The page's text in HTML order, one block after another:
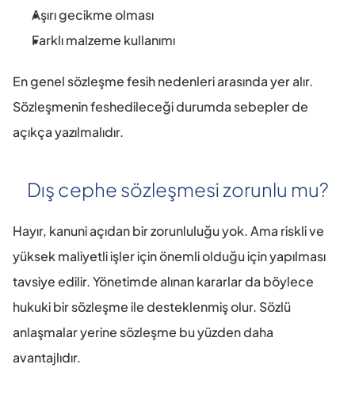
Aşırı gecikme olması
Farklı malzeme kullanımı
En genel sözleşme fesih nedenleri arasında yer alır.
Sözleşmenin feshedileceği durumda sebepler de
açıkça yazılmalıdır.
Dış cephe sözleşmesi zorunlu mu?
Hayır, kanuni açıdan bir zorunluluğu yok. Ama riskli ve
yüksek maliyetli işler için önemli olduğu için yapılması
tavsiye edilir. Yönetimde alınan kararlar da böylece
hukuki bir sözleşme ile desteklenmiş olur. Sözlü
anlaşmalar yerine sözleşme bu yüzden daha
avantajlıdır.